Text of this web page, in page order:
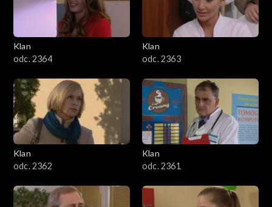
Klan
odc. 2364
Klan
odc. 2363
Klan
odc. 2362
Klan
odc. 2361